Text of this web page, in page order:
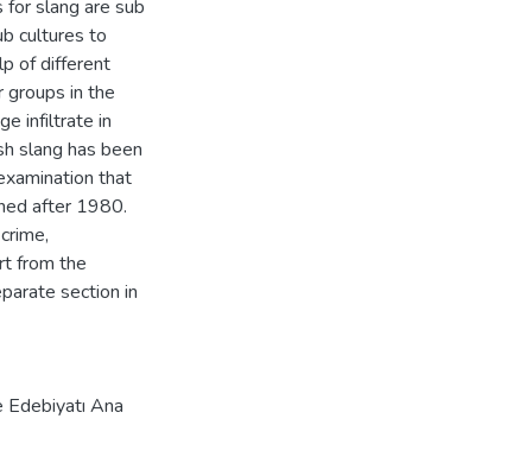
slang are sub
cultures to
of different
groups in the
infiltrate in
slang has been
that
after 1980.
from the
section in
Ana